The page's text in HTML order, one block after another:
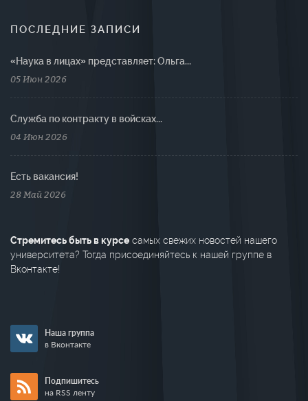
ПОСЛЕДНИЕ ЗАПИСИ
«Наука в лицах» представляет: Ольга...
05 Июн 2026
Cлужба по контракту в войсках...
04 Июн 2026
Есть вакансия!
28 Май 2026
Стремитесь быть в курсе самых свежих новостей нашего
университета? Тогда присоединяйтесь к нашей группе в
Вконтакте!
Наша группа
в Вконтакте
Подпишитесь
на RSS ленту